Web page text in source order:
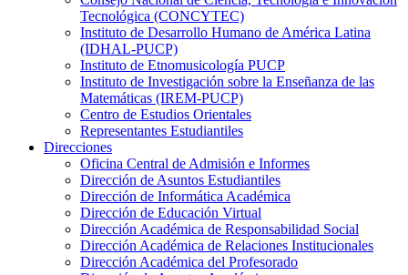
Tecnológica (CONCYTEC)
Instituto de Desarrollo Humano de América Latina
(IDHAL-PUCP)
Instituto de Etnomusicología PUCP
Instituto de Investigación sobre la Enseñanza de las
Matemáticas (IREM-PUCP)
Centro de Estudios Orientales
Representantes Estudiantiles
Direcciones
Oficina Central de Admisión e Informes
Dirección de Asuntos Estudiantiles
Dirección de Informática Académica
Dirección de Educación Virtual
Dirección Académica de Responsabilidad Social
Dirección Académica de Relaciones Institucionales
Dirección Académica del Profesorado